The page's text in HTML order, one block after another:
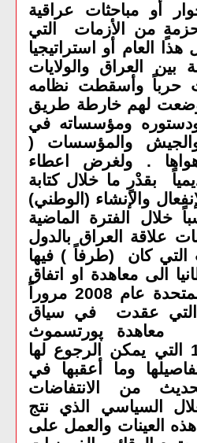
أو مباحثات عراقية
من الأزمات التي
العام أو استراتيجيا
بين العراق والولايات
حرباً وأسقطت نظامه
لهم خارطة طريق
ومؤسساته في
والجيش والمؤسسات (
. ولغرض اعطاء
بقدْرٍ ما خلال كتابة
والإنشاء (الوطني)
خلال الفترة الماضية
علاقة العراق بالدول
التي كان (طرفاً ) فيها
بريطانيا الى معاهدة او اتفاق
العراق والولايات المتحدة عام 2008 مروراً
التي عقدت في سياق
معاهدة پورتسموث
الشهيرة عام 1948 التي يمكن الرجوع لها
وما أعقبها في
من الانتفاضات
السياسي الذي نتج
العينات والعمل على